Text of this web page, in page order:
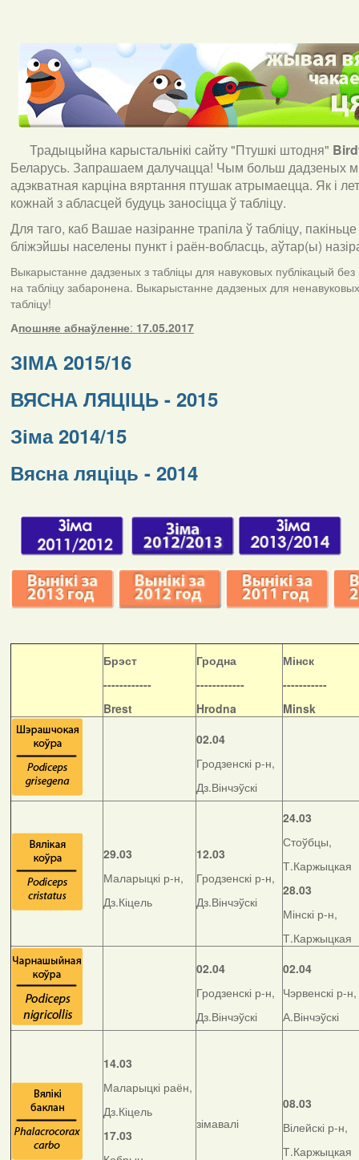
Традыцыйна карыстальнікі сайту "Птушкі штодня"
Беларусь. Запрашаем далучацца! Чым больш дадзеных
адэкватная карціна вяртання птушак атрымаецца. Як і
кожнай з абласцей будуць заносіцца ў табліцу.
Для таго, каб Вашае назіранне трапіла ў табліцу,
бліжэйшы населены пункт і раён-вобласць, аўтар(ы)
Выкарыстанне дадзеных з табліцы для навуковых публікацый без
на табліцу забаронена. Выкарыстанне дадзеных для
табліцу!
Апошняе абнаўленне: 17.05.2017
ЗІМА 2015/16
ВЯСНА ЛЯЦІЦЬ - 2015
Зіма 2014/15
Вясна ляціць - 2014
Брэст
------------
Brest
Гродна
------------
Hrodna
Мінск
-----------
Minsk
02.04
Гродзенскі р-н,
Дз.Вінчэўскі
29.03
Маларыцкі р-н,
Дз.Кіцель
12.03
Гродзенскі р-н,
Дз.Вінчэўскі
24.03
Стоўбцы,
Т.Каржыцкая
28.03
Мінскі р-н,
Т.Каржыцкая
02.04
Гродзенскі р-н,
Дз.Вінчэўскі
02.04
Чэрвенскі р-н,
А.Вінчэўскі
14.03
Маларыцкі раён,
Дз.Кіцель
17.03
зімавалі
08.03
Вілейскі р-н,
Т.Каржыцкая